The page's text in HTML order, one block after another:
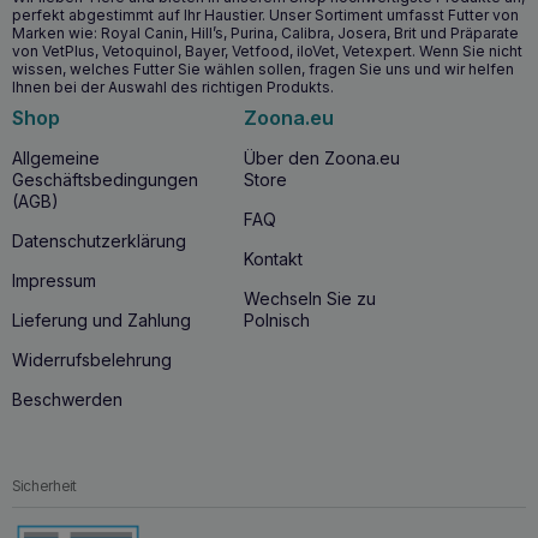
oder Fett festgestellt werden. Es kann auch als
vorbeugende Maßnahme verwendet werden, um ein
gesundes Umfeld im Gehörgang zu erhalten und
Infektionen zu verhindern.
Warum GEULINCX Clorexyderm Oto Piu 150ml
Ohrenpflege kaufen?
GEULINCX Clorexyderm Oto Piu 150ml
ein wesentlicher Bestandteil der täglichen Pflege der Ohren
Ihres Hundes oder Ihrer Katze. Die regelmäßige
Anwendung hält nicht nur die Ohrmuschel sauber und
gesund, sondern
Infektionen und Entzündungen vor , die zu ernsteren
Gesundheitsproblemen führen können. Dank der
pH-Wert stabilisieren, ist
150ml Ohrenpflege
Unterstützung der allgemeinen Gesundheit Ihres Haustiers.
Piu ohne Antibiotika und Steroide
perfekt abgestimmt auf Ihr Haustier. Unser Sortiment umfasst Futter von
Marken wie: Royal Canin, Hill’s, Purina, Calibra, Josera, Brit und Präparate
von VetPlus, Vetoquinol, Bayer, Vetfood, iloVet, Vetexpert. Wenn Sie nicht
wissen, welches Futter Sie wählen sollen, fragen Sie uns und wir helfen
Ihnen bei der Auswahl des richtigen Produkts.
Shop
Allgemeine
Geschäftsbedingungen
(AGB)
Datenschutzerklärung
Impressum
Lieferung und Zahlung
Widerrufsbelehrung
Beschwerden
Zoona.eu
Über den Zoona.eu
Store
FAQ
Kontakt
Wechseln Sie zu
Polnisch
Sicherheit